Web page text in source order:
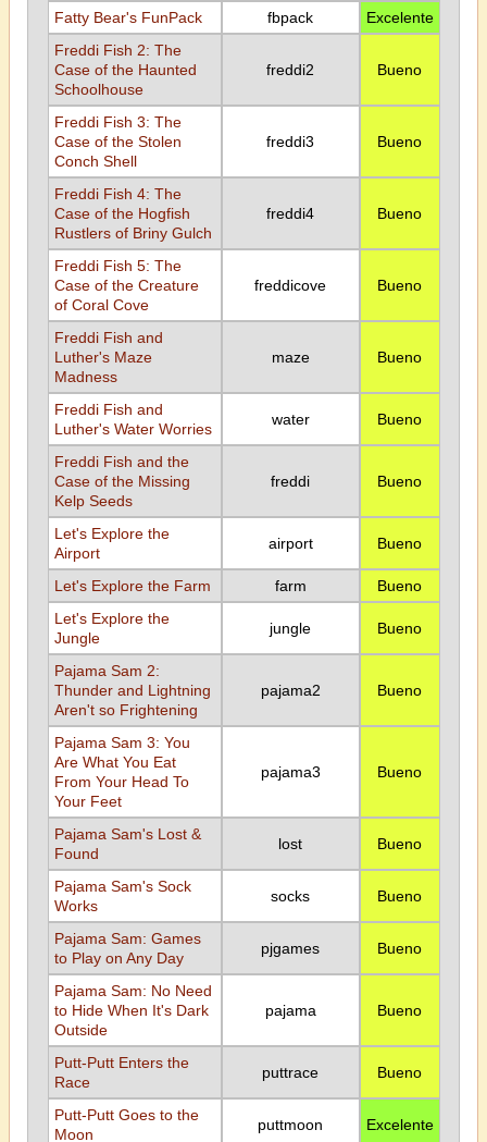
Fatty Bear's FunPack fbpack
Excelente
Freddi Fish 2: The
Case of the Haunted
Schoolhouse
freddi2 Bueno
Freddi Fish 3: The
Case of the Stolen
Conch Shell
freddi3 Bueno
Freddi Fish 4: The
Case of the Hogfish
Rustlers of Briny Gulch
freddi4 Bueno
Freddi Fish 5: The
Case of the Creature
of Coral Cove
freddicove Bueno
Freddi Fish and
Luther's Maze
Madness
maze Bueno
Freddi Fish and
Luther's Water Worries
water Bueno
Freddi Fish and the
Case of the Missing
Kelp Seeds
freddi Bueno
Let's Explore the
Airport
airport Bueno
Let's Explore the Farm farm
Bueno
Let's Explore the
Jungle
jungle Bueno
Pajama Sam 2:
Thunder and Lightning
Aren't so Frightening
pajama2 Bueno
Pajama Sam 3: You
Are What You Eat
From Your Head To
Your Feet
pajama3 Bueno
Pajama Sam's Lost &
Found
lost Bueno
Pajama Sam's Sock
Works
socks Bueno
Pajama Sam: Games
to Play on Any Day
pjgames Bueno
Pajama Sam: No Need
to Hide When It's Dark
Outside
pajama Bueno
Putt-Putt Enters the
Race
puttrace Bueno
Putt-Putt Goes to the
Moon
puttmoon Excelente